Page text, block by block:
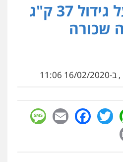
כתב אישום על גידול 37 ק"ג
שכורה
, ב-16/02/2020 11:06
WhatsApp
Twitter
Facebook
Email